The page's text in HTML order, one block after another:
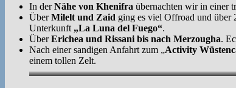
In derNähe von Khenifra übernachten wir in einer
ÜberMilelt und Zaid ging es viel Offroad und über
Unterkunft „La Luna del Fuego“.
ÜberErichea und Rissani bis nach Merzougha.
Nach einer sandigen Anfahrt zum „Activity
einem tollen Zelt.